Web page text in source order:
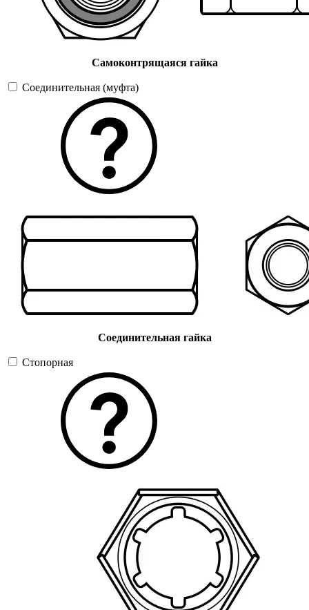
Самоконтрящаяся гайка
Соединительная (муфта)
Соединительная гайка
Стопорная